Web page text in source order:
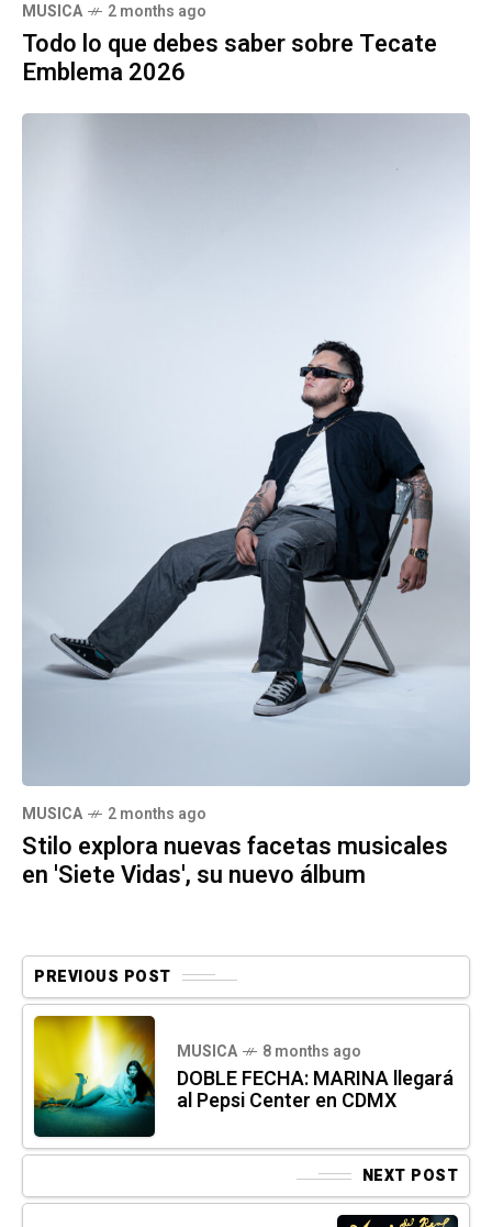
MUSICA 2 months ago
Todo lo que debes saber sobre Tecate
Emblema 2026
MUSICA 2 months ago
Stilo explora nuevas facetas musicales
en 'Siete Vidas', su nuevo álbum
PREVIOUS POST
MUSICA 8 months ago
DOBLE FECHA: MARINA llegará
al Pepsi Center en CDMX
NEXT POST